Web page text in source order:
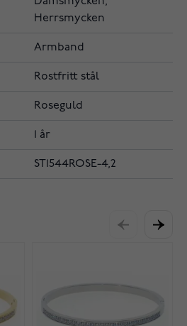
Herrsmycken
Armband
Rostfritt stål
Roseguld
1 år
ST1544ROSE-4,2